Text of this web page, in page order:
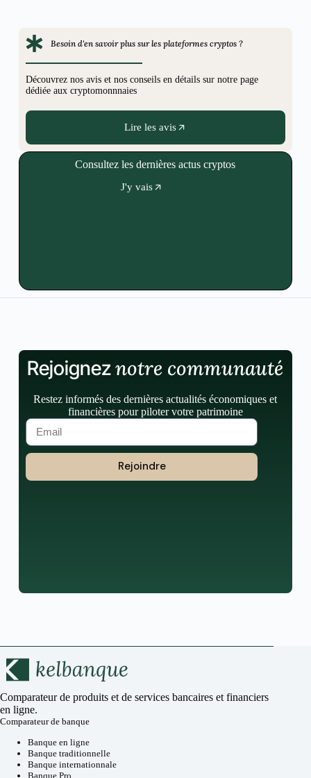
Besoin d'en savoir plus sur les plateformes cryptos ?
Découvrez nos avis et nos conseils en détails sur notre page
dédiée aux cryptomonnnaies
Lire les avis
Consultez les dernières actus cryptos
J'y vais
Rejoigneznotre communauté
Restez informés des dernières actualités économiques et
financières pour piloter votre patrimoine
Rejoindre
Comparateur de produits et de services bancaires et financiers
en ligne.
Comparateur de banque
Banque en ligne
Banque traditionnelle
Banque internationnale
Banque Pro